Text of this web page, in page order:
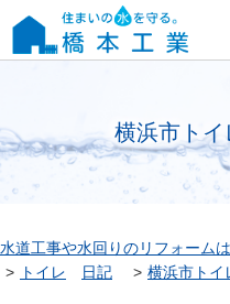
横浜市トイ
水道工事や水回りのリフォーム
トイレ
日記 横浜市トイ